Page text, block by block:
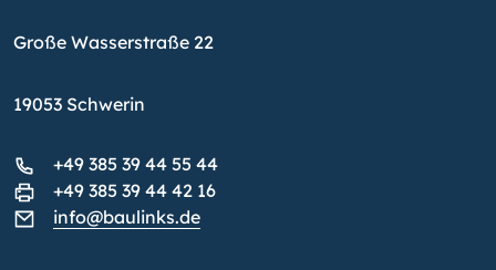
Große Wasserstraße 22
19053 Schwerin
+49 385 39 44 55 44
+49 385 39 44 42 16
info@baulinks.de